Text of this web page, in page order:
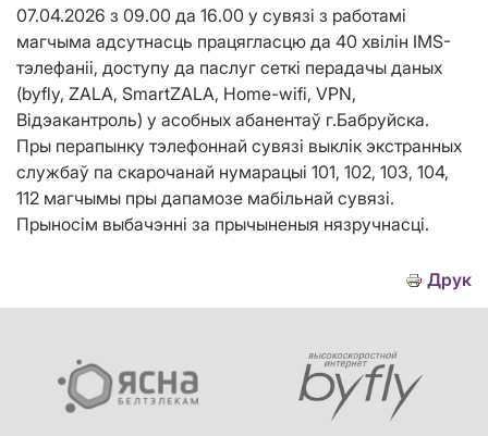
07.04.2026 з 09.00 да 16.00 у сувязі з работамі
магчыма адсутнасць працягласцю да 40 хвілін IMS-
тэлефаніі, доступу да паслуг сеткі перадачы даных
(byfly, ZALA, SmartZALA, Home-wifi, VPN,
Відэакантроль) у асобных абанентаў г.Бабруйска.
Пры перапынку тэлефоннай сувязі выклік экстранных
службаў па скарочанай нумарацыі 101, 102, 103, 104,
112 магчымы пры дапамозе мабільнай сувязі.
Прыносім выбачэнні за прычыненыя нязручнасці.
Друк